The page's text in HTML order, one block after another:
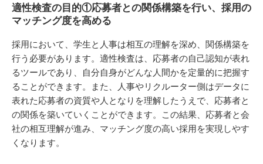
適性検査の目的①応募者との関係構築を行い、採用の
マッチング度を高める
採用において、学生と人事は相互の理解を深め、関係構築を
行う必要があります。適性検査は、応募者の自己認知が表れ
るツールであり、自分自身がどんな人間かを定量的に把握す
ることができます。また、人事やリクルーター側はデータに
表れた応募者の資質や人となりを理解したうえで、応募者と
の関係を築いていくことができます。この結果、応募者と会
社の相互理解が進み、マッチング度の高い採用を実現しやす
くなります。